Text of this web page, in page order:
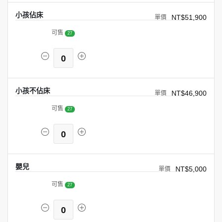
小孩佔床 NT$51,900
可售 27
0
小孩不佔床 NT$46,900
可售 27
0
嬰兒 NT$5,000
可售 27
0